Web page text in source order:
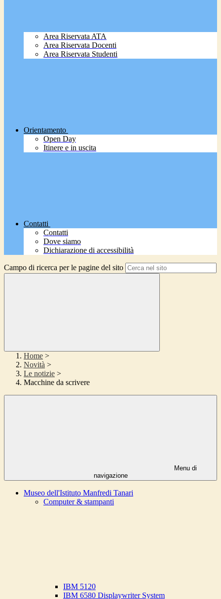
Area Riservata ATA
Area Riservata Docenti
Area Riservata Studenti
Orientamento
Open Day
Itinere e in uscita
Contatti
Contatti
Dove siamo
Dichiarazione di accessibilità
Campo di ricerca per le pagine del sito
Home >
Novità >
Le notizie >
Macchine da scrivere
Menu di
navigazione
Museo dell'Istituto Manfredi Tanari
Computer & stampanti
IBM 5120
IBM 6580 Displaywriter System